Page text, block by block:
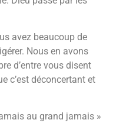
avez beaucoup de
Nous en avons
d’entre vous disent
c’est déconcertant et
au grand jamais »